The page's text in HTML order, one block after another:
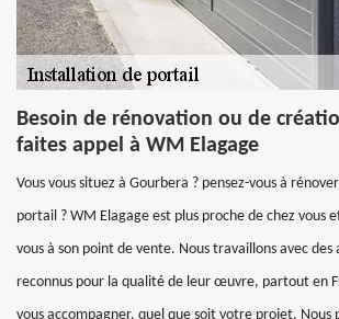
Besoin de rénovation ou de
faites appel à WM Elagage
Vous vous situez à Gourbera ? pensez-vous à
portail ? WM Elagage est plus proche de chez vous
vous à son point de vente. Nous travaillons avec des
reconnus pour la qualité de leur œuvre, partout en
vous accompagner, quel que soit votre projet. Nous